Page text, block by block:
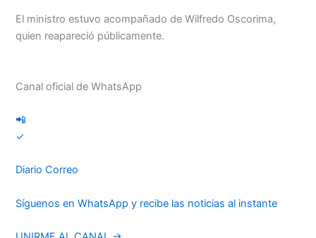
El ministro estuvo acompañado de Wilfredo Oscorima,
quien reapareció públicamente.
Canal oficial de WhatsApp
📲
✓
Diario Correo
Síguenos en WhatsApp y recibe las noticias al instante